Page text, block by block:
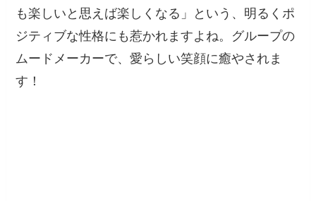
も楽しいと思えば楽しくなる」という、明るくポ
ジティブな性格にも惹かれますよね。グループの
ムードメーカーで、愛らしい笑顔に癒やされま
す！